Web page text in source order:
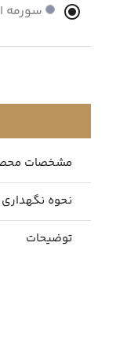
سورمه
مشخصات
نحوه
توضیحات